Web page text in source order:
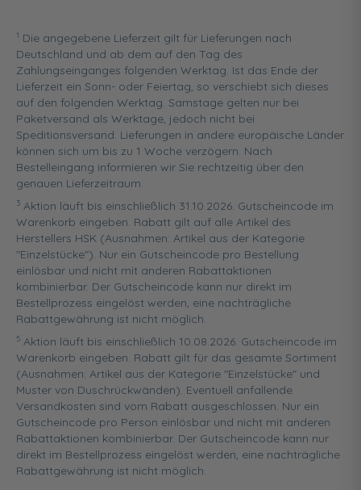
1 Die angegebene Lieferzeit gilt für Lieferungen nach
Deutschland und ab dem auf den Tag des
Zahlungseinganges folgenden Werktag. Ist das Ende der
Lieferzeit ein Sonn- oder Feiertag, so verschiebt sich dieses
auf den folgenden Werktag. Samstage gelten nur bei
Paketversand als Werktage, jedoch nicht bei
Speditionsversand. Lieferungen in andere europäische Länder
können sich um bis zu 1 Woche verzögern. Nach
Bestelleingang informieren wir Sie rechtzeitig über den
genauen Lieferzeitraum.
3 Aktion läuft bis einschließlich 31.10.2026. Gutscheincode im
Warenkorb eingeben. Rabatt gilt auf alle Artikel des
Herstellers HSK (Ausnahmen: Artikel aus der Kategorie
"Einzelstücke"). Nur ein Gutscheincode pro Bestellung
einlösbar und nicht mit anderen Rabattaktionen
kombinierbar. Der Gutscheincode kann nur direkt im
Bestellprozess eingelöst werden, eine nachträgliche
Rabattgewährung ist nicht möglich.
5 Aktion läuft bis einschließlich 10.08.2026. Gutscheincode im
Warenkorb eingeben. Rabatt gilt für das gesamte Sortiment
(Ausnahmen: Artikel aus der Kategorie "Einzelstücke" und
Muster von Duschrückwänden). Eventuell anfallende
Versandkosten sind vom Rabatt ausgeschlossen. Nur ein
Gutscheincode pro Person einlösbar und nicht mit anderen
Rabattaktionen kombinierbar. Der Gutscheincode kann nur
direkt im Bestellprozess eingelöst werden, eine nachträgliche
Rabattgewährung ist nicht möglich.